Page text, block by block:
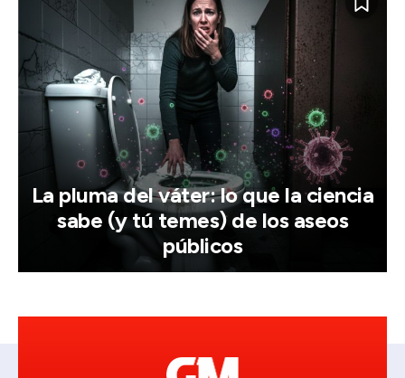
La pluma del váter: lo que la ciencia
sabe (y tú temes) de los aseos
públicos